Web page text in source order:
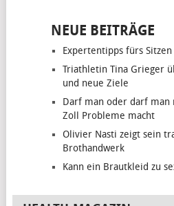
NEUE BEITRÄGE
Expertentipps fürs
Triathletin Tina Grieger
und neue Ziele
Darf man oder darf man
Zoll Probleme macht
Olivier Nasti zeigt sein
Brothandwerk
Kann ein Brautkleid zu